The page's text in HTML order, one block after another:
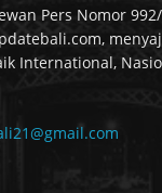
Pers Nomor 992/
International,